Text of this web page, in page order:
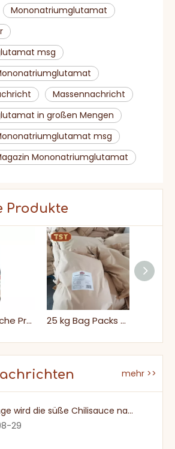
Mononatriumglutamat
msg
Massennachricht
in großen Mengen
msg
Mononatriumglutamat
Produkte
150 ml Flasche Premium Keine MSG -Rindfleisch -Austernsauce 25 kg Bag Packs Bulk Umami Salzy Monosodium Glutamat MSG
mehr >>
Wie lange wird die süße Chilisauce nach einmal eröffnet?
29